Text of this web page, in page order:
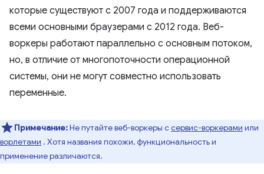
которые существуют с 2007 года и поддерживаются
всеми основными браузерами с 2012 года. Веб-
воркеры работают параллельно с основным потоком,
но, в отличие от многопоточности операционной
системы, они не могут совместно использовать
переменные.
Примечание:Не путайте веб-воркеры ссервис-воркерами или
ворлетами . Хотя названия похожи, функциональность и
применение различаются.